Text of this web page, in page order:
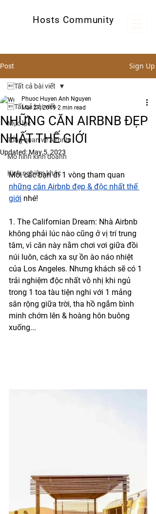
Hosts Community
Post Sign Up
Tất cả bài viết
Mục lục
Tổng quan về Airbnb
Mô hình kinh doanh
Kinh nghiệm khác
Tất cả bài viết
NHỮNG CĂN AIRBNB ĐẸP
NHẤT THẾ GIỚI
Phuoc Huyen Anh Nguyen
Mar 27, 2019 2 min read
Updated:May 5, 2023
Mời các bạn đi 1 vòng tham quan
những căn Airbnb đẹp & độc nhất thế
giới nhé!
1. The Californian Dream: Nhà Airbnb
không phải lúc nào cũng ở vị trí trung
tâm, vì căn này nằm chơi vơi giữa đồi
núi luôn, cách xa sự ồn ào náo nhiệt
của Los Angeles. Nhưng khách sẽ có 1
trải nghiệm độc nhất vô nhị khi ngủ
trong 1 toa tàu tiện nghi với 1 mảng
sân rộng giữa trời, tha hồ ngắm bình
minh chớm lên & hoàng hôn buông
xuống...